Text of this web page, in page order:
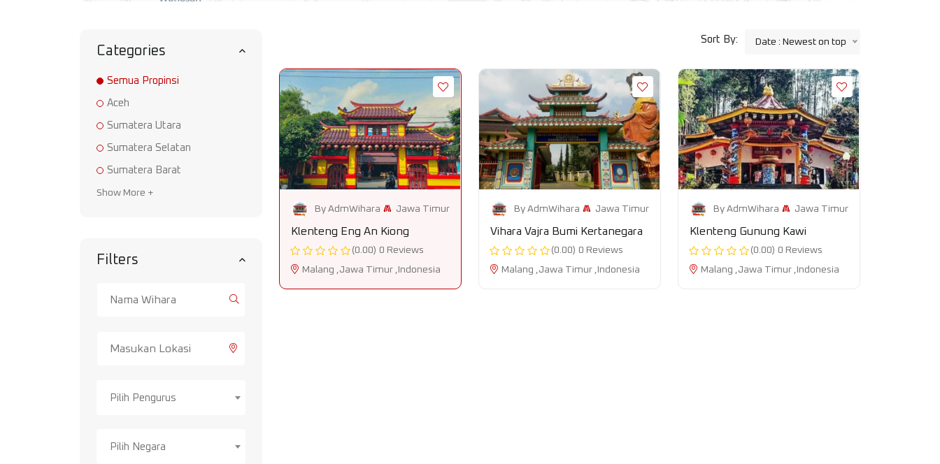
Categories
Semua Propinsi
Aceh
Sumatera Utara
Sumatera Selatan
Sumatera Barat
Show More +
Filters
Pilih Pengurus
Pilih Negara
Sort By: Date : Newest on top
By AdmWihara Jawa Timur
Klenteng Eng An Kiong
(0.00) 0 Reviews
Malang ,Jawa Timur ,Indonesia
By AdmWihara Jawa Timur
Vihara Vajra Bumi Kertanegara
(0.00) 0 Reviews
Malang ,Jawa Timur ,Indonesia
By AdmWihara Jawa Timur
Klenteng Gunung Kawi
(0.00) 0 Reviews
Malang ,Jawa Timur ,Indonesia